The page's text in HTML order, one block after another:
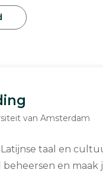
van Amsterdam
taal en
en maak